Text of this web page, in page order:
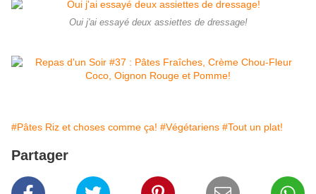
Oui j'ai essayé deux assiettes de dressage!
#Pâtes Riz et choses comme ça! #Végétariens #Tout un plat!
Partager